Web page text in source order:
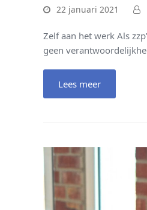
22 januari 2021
Zelf aan het werk Als
geen
Lees meer